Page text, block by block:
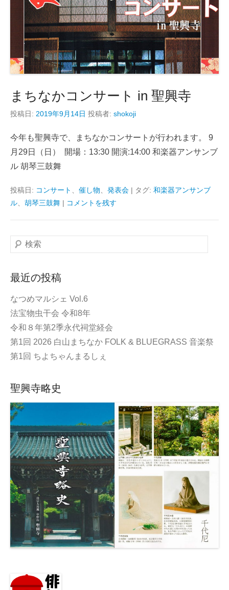
まちなかコンサート in 聖興寺
投稿日: 2019年9月14日 投稿者: shokoji
今年も聖興寺で、まちなかコンサートが行われます。 9
月29日（日） 開場：13:30 開演:14:00 和楽器アンサンブ
ル 胡琴三鼓舞
投稿日: コンサート 催し物 発表会 | タグ: 和楽器アンサンブ
ル
胡琴三鼓舞 | コメントを残す
検
最近の投稿
なつめマルシェ Vol.6
法宝物虫干会 令和8年
令和８年第2季永代祠堂経会
第1回 2026 白山まちなか FOLK & BLUEGRASS 音楽祭
第1回 ちよちゃんまるしぇ
聖興寺略史